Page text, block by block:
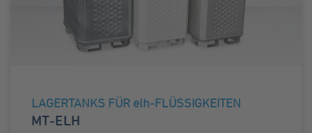
LAGERTANKS FÜR elh-FLÜSSIGKEITEN
MT-ELH